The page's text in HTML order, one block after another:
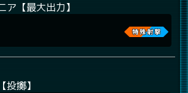
ア【最大出力】
投擲】